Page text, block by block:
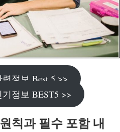
정보 Best 5 >>
정보 BEST5 >>
칙과 필수 포함 내